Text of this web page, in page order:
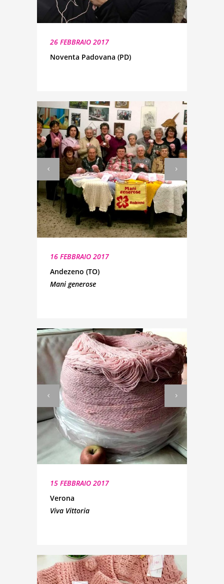
26 FEBBRAIO 2017
Noventa Padovana (PD)
16 FEBBRAIO 2017
Andezeno (TO)
Mani generose
15 FEBBRAIO 2017
Verona
Viva Vittoria